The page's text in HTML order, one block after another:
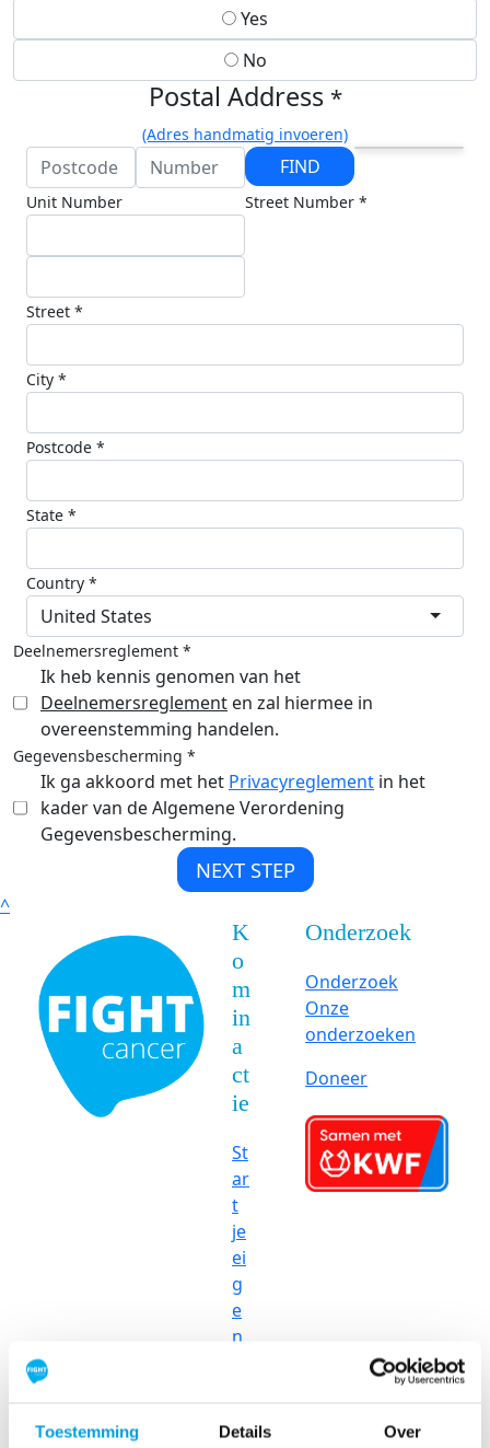
Toestemming Details Over
Yes
No
Postal Address *
(Adres handmatig invoeren)
FIND
Unit Number Street Number *
Street *
City *
Postcode *
State *
Country *
United States
Deelnemersreglement *
Ik heb kennis genomen van het
Deelnemersreglement en zal hiermee in
overeenstemming handelen.
Gegevensbescherming *
Ik ga akkoord met het Privacyreglement in het
kader van de Algemene Verordening
Gegevensbescherming.
NEXT STEP
^
K
o
m
in
a
ct
ie
St
ar
t
je
ei
g
e
n
S
Onderzoek
Onderzoek
Onze
onderzoeken
Doneer